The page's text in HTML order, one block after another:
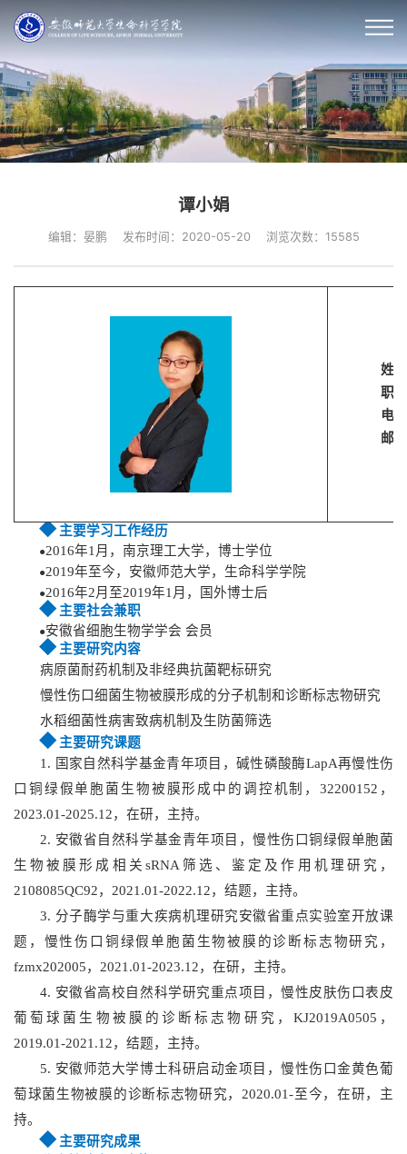
谭小娟
编辑：晏鹏 发布时间：2020-05-20 浏览次数： 15585
姓
职
电
邮
◆主要学习工作经历
●2016年1月，南京理工大学，博士学位
●2019年至今，安徽师范大学，生命科学学院
●2016年2月至2019年1月，国外博士后
◆主要社会兼职
●安徽省细胞生物学学会 会员
◆主要研究内容
病原菌耐药机制及非经典抗菌靶标研究
慢性伤口细菌生物被膜形成的分子机制和诊断标志物研究
水稻细菌性病害致病机制及生防菌筛选
◆主要研究课题
1. 国家自然科学基金青年项目，碱性磷酸酶LapA再慢性伤
口铜绿假单胞菌生物被膜形成中的调控机制，32200152，
2023.01-2025.12，在研，主持。
2. 安徽省自然科学基金青年项目，慢性伤口铜绿假单胞菌
生物被膜形成相关sRNA筛选、鉴定及作用机理研究，
2108085QC92，2021.01-2022.12，结题，主持。
3. 分子酶学与重大疾病机理研究安徽省重点实验室开放课
题，慢性伤口铜绿假单胞菌生物被膜的诊断标志物研究，
fzmx202005，2021.01-2023.12，在研，主持。
4. 安徽省高校自然科学研究重点项目，慢性皮肤伤口表皮
葡萄球菌生物被膜的诊断标志物研究，KJ2019A0505，
2019.01-2021.12，结题，主持。
5. 安徽师范大学博士科研启动金项目，慢性伤口金黄色葡
萄球菌生物被膜的诊断标志物研究，2020.01-至今，在研，主
持。
◆主要研究成果